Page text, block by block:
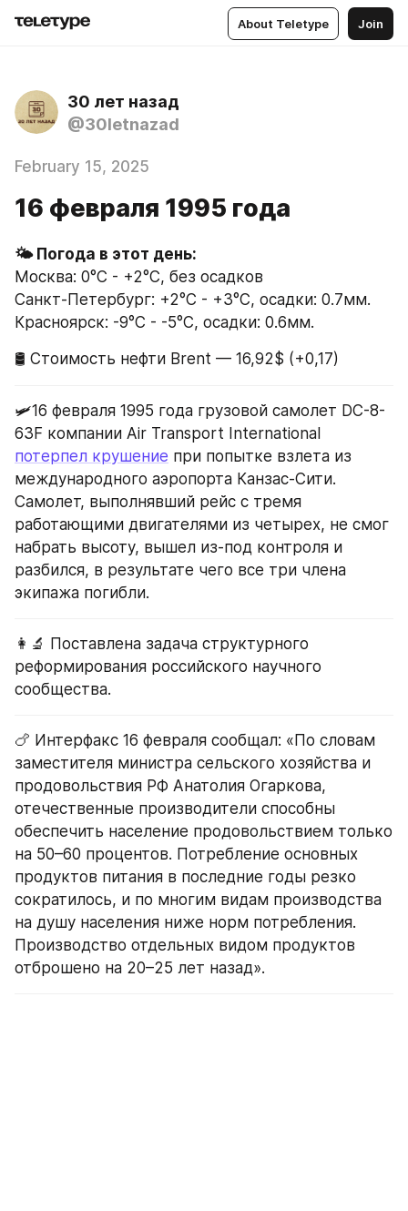
About Teletype Join
30 лет назад
@30letnazad
February 15, 2025
16 февраля 1995 года
🌤 Погода в этот день:
Москва: 0°C - +2°C, без осадков
Санкт-Петербург: +2°C - +3°C, осадки: 0.7мм.
Красноярск: -9°C - -5°C, осадки: 0.6мм.
🛢 Стоимость нефти Brent — 16,92$ (+0,17)
🛩️16 февраля 1995 года грузовой самолет DC-8-
потерпел крушение при попытке взлета из
международного аэропорта Канзас-Сити.
Самолет, выполнявший рейс с тремя
работающими двигателями из четырех, не смог
набрать высоту, вышел из-под контроля и
разбился, в результате чего все три члена
экипажа погибли.
👩‍🔬 Поставлена задача структурного
реформирования российского научного
сообщества.
🍗 Интерфакс 16 февраля сообщал: «По словам
заместителя министра сельского хозяйства и
продовольствия РФ Анатолия Огаркова,
отечественные производители способны
обеспечить население продовольствием только
на 50–60 процентов. Потребление основных
продуктов питания в последние годы резко
сократилось, и по многим видам производства
на душу населения ниже норм потребления.
Производство отдельных видом продуктов
отброшено на 20–25 лет назад».